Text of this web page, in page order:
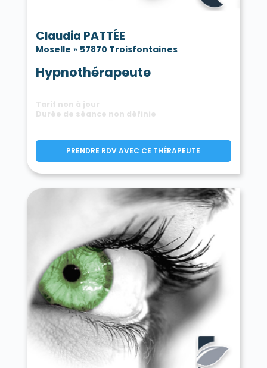
Claudia PATTÉE
Moselle » 57870 Troisfontaines
Hypnothérapeute
Tarif non à jour
Durée de séance non définie
PRENDRE RDV AVEC CE THÉRAPEUTE